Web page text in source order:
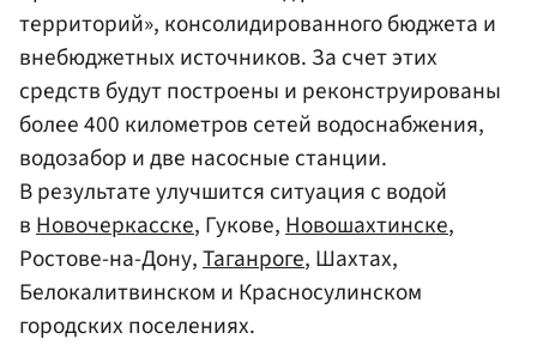
территорий», консолидированного бюджета и
внебюджетных источников. За счет этих
средств будут построены и реконструированы
более 400 километров сетей водоснабжения,
водозабор и две насосные станции.
В результате улучшится ситуация с водой
вНовочеркасске, Гукове,Новошахтинске,
Ростове-на-Дону,Таганроге, Шахтах,
Белокалитвинском и Красносулинском
городских поселениях.